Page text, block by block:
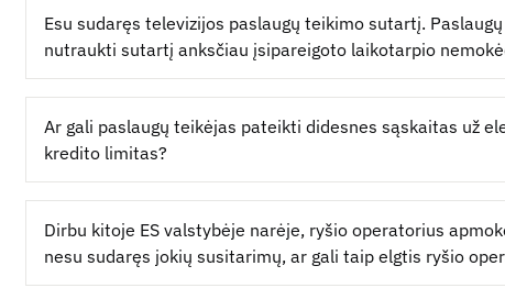
Esu sudaręs televizijos paslaugų teikimo sutartį.
nutraukti sutartį anksčiau įsipareigoto laikotarpio
Ar gali paslaugų teikėjas pateikti didesnes sąskaitas už
kredito limitas?
Dirbu kitoje ES valstybėje narėje, ryšio operatorius
nesu sudaręs jokių susitarimų, ar gali taip elgtis ryšio